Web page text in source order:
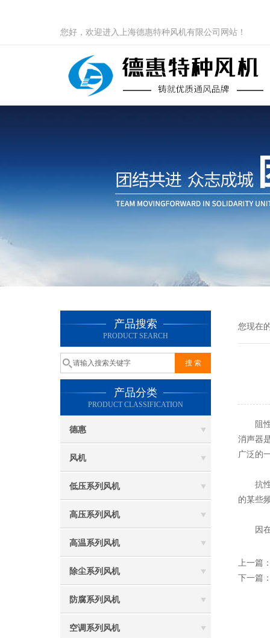
您好，欢迎进入上海德惠特种风机有限公司网站！
产品搜索
PRODUCT SEARCH
产品分类
PRODUCT CLASSIFICATION
德惠
风机
低压系列风机
高压系列风机
高温系列风机
除尘系列风机
防腐系列风机
空调系列风机
您现在
阻性
消声器
广泛的
抗性
的某些
因在
上一篇
下一篇